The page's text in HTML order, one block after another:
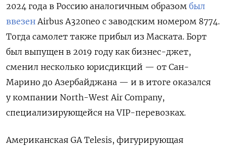
2024 года в Россию аналогичным образом был
ввезен Airbus A320neo с заводским номером 8774.
Тогда самолет также прибыл из Маската. Борт
был выпущен в 2019 году как бизнес-джет,
сменил несколько юрисдикций — от Сан-
Марино до Азербайджана — и в итоге оказался
у компании North-West Air Company,
специализирующейся на VIP-перевозках.
Американская GA Telesis, фигурирующая